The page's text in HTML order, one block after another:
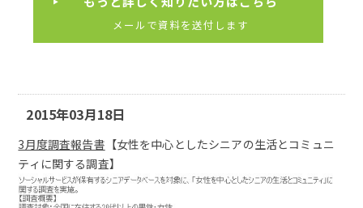
メールで資料を送付します
2015年03月18日
3月度調査報告書 【女性を中心としたシニアの生活とコミュニ
ティに関する調査】